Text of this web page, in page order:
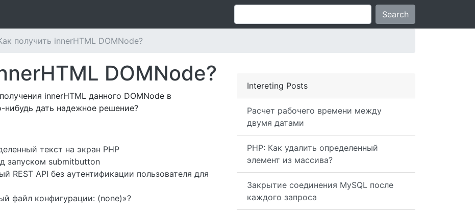
Search
получить innerHTML DOMNode?
Intereting Posts
Расчет рабочего времени между
двумя датами
PHP: Как удалить определенный
элемент из массива?
Закрытие соединения MySQL после
каждого запроса
DOMNode?
innerHTML данного DOMNode в
дать надежное решение?
текст на экран PHP
запуском submitbutton
REST API без аутентификации пользователя для
файл конфигурации: (none)»?